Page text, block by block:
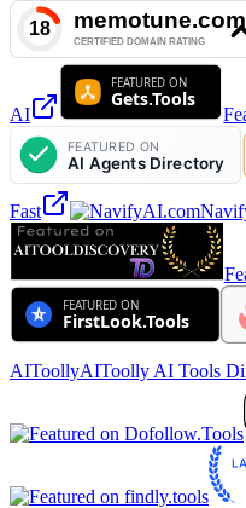
AI
Fast
AIToollyAIToolly AI Tools